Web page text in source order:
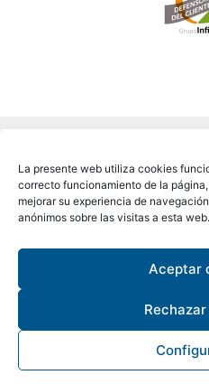
La presente web utiliza cookies
correcto funcionamiento de la
mejorar su experiencia de
anónimos sobre las visitas a esta web.
Aceptar
Copyright ©